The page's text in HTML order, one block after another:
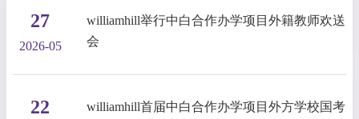
27
2026-05
williamhill举行中白合作办学项目外籍教师欢送
会
22
williamhill首届中白合作办学项目外方学校国考